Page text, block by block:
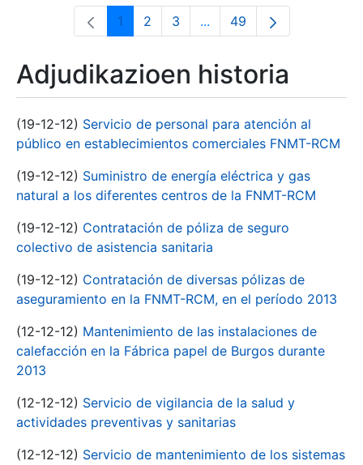
Orrialdea
1 Orrialdea
2 Orrialdea
3 ...Intermediate Pages Use
Orrialdea
49
Adjudikazioen historia
(19-12-12) Servicio de personal para atención al
público en establecimientos comerciales FNMT-RCM
(19-12-12) Suministro de energía eléctrica y gas
natural a los diferentes centros de la FNMT-RCM
(19-12-12) Contratación de póliza de seguro
colectivo de asistencia sanitaria
(19-12-12) Contratación de diversas pólizas de
aseguramiento en la FNMT-RCM, en el período 2013
(12-12-12) Mantenimiento de las instalaciones de
calefacción en la Fábrica papel de Burgos durante
2013
(12-12-12) Servicio de vigilancia de la salud y
actividades preventivas y sanitarias
(12-12-12) Servicio de mantenimiento de los sistemas